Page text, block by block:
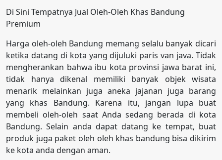
Di Sini Tempatnya Jual Oleh-Oleh Khas Bandung
Premium
Harga oleh-oleh Bandung memang selalu banyak dicari
ketika datang di kota yang dijuluki paris van java. Tidak
mengherankan bahwa ibu kota provinsi jawa barat ini,
tidak hanya dikenal memiliki banyak objek wisata
menarik melainkan juga aneka jajanan juga barang
yang khas Bandung. Karena itu, jangan lupa buat
membeli oleh-oleh saat Anda sedang berada di kota
Bandung. Selain anda dapat datang ke tempat, buat
produk juga paket oleh oleh khas bandung bisa dikirim
ke kota anda dengan aman.